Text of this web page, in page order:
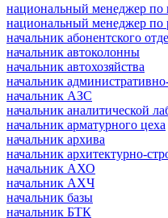
национальный менеджер по
национальный менеджер по
начальник абонентского
начальник автоколонны
начальник автохозяйства
начальник
начальник АЗС
начальник аналитической
начальник арматурного цеха
начальник архива
начальник архитектурно-
начальник АХО
начальник АХЧ
начальник базы
начальник БТК